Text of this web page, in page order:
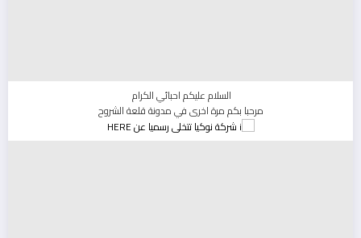
السلام عليكم احبائي الكرام
مرحبا بكم مرة اخرى في مدونة قلعة الشروح